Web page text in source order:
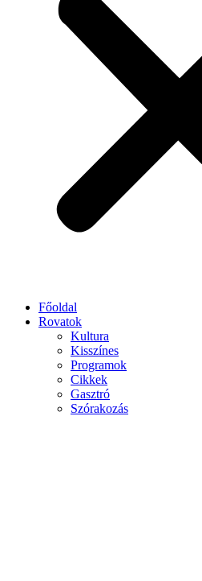
Főoldal
Rovatok
Kultura
Kisszínes
Programok
Cikkek
Gasztró
Szórakozás